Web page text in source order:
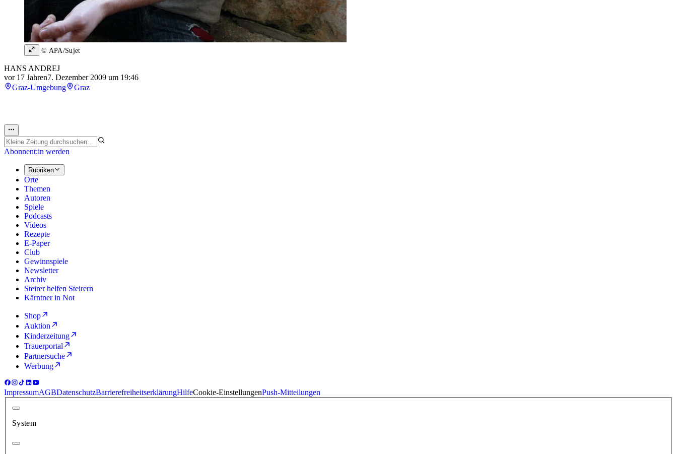
© APA/Sujet
HANS ANDREJ
vor 17 Jahren7. Dezember 2009 um 19:46
Graz-Umgebung
Graz
Abonnent:in werden
Rubriken
Orte
Themen
Autoren
Spiele
Podcasts
Videos
Rezepte
E-Paper
Club
Gewinnspiele
Newsletter
Archiv
Steirer helfen Steirern
Kärntner in Not
Shop
Auktion
Kinderzeitung
Trauerportal
Partnersuche
Werbung
ImpressumAGBDatenschutzBarrierefreiheitserklärungHilfeCookie-EinstellungenPush-Mitteilungen
System